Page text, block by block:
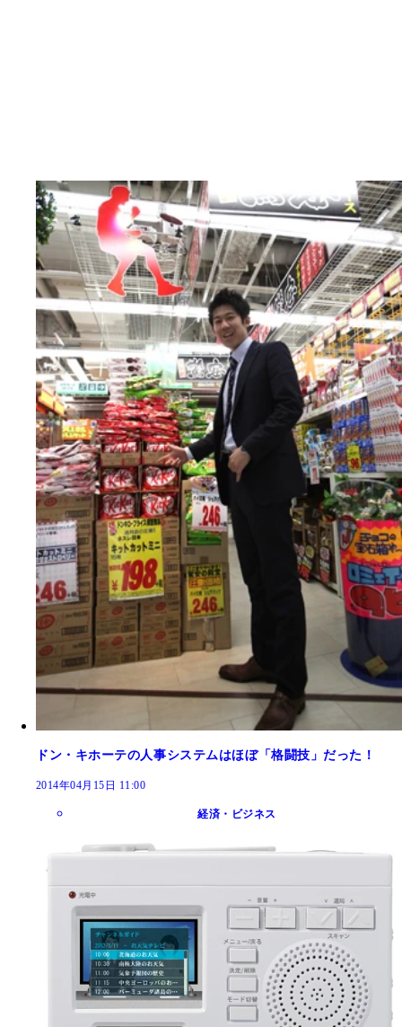
ドン・キホーテの人事システムはほぼ「格闘技」だった！
2014年04月15日 11:00
経済・ビジネス